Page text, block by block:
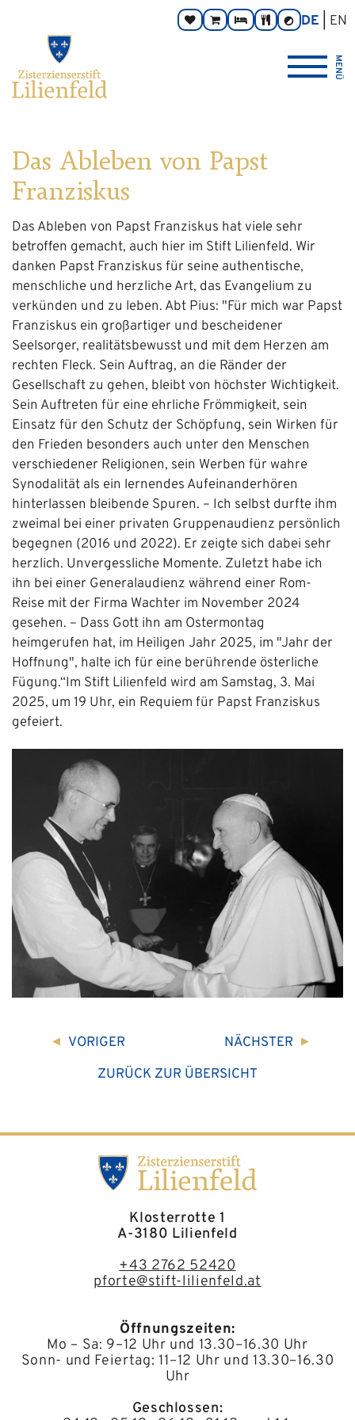
SpendenOnline-ZimmerTaverneKontrast
umschalten
DE
EN
Zisterzienserstift
Lilienfeld
verlinkt
MENÜ
Das Ableben von Papst
Franziskus
Das Ableben von Papst Franziskus hat viele sehr
betroffen gemacht, auch hier im Stift Lilienfeld. Wir
danken Papst Franziskus für seine authentische,
menschliche und herzliche Art, das Evangelium zu
verkünden und zu leben. Abt Pius: "Für mich war Papst
Franziskus ein großartiger und bescheidener
Seelsorger, realitätsbewusst und mit dem Herzen am
rechten Fleck. Sein Auftrag, an die Ränder der
Gesellschaft zu gehen, bleibt von höchster Wichtigkeit.
Sein Auftreten für eine ehrliche Frömmigkeit, sein
Einsatz für den Schutz der Schöpfung, sein Wirken für
den Frieden besonders auch unter den Menschen
verschiedener Religionen, sein Werben für wahre
Synodalität als ein lernendes Aufeinanderhören
hinterlassen bleibende Spuren. – Ich selbst durfte ihm
zweimal bei einer privaten Gruppenaudienz persönlich
begegnen (2016 und 2022). Er zeigte sich dabei sehr
herzlich. Unvergessliche Momente. Zuletzt habe ich
ihn bei einer Generalaudienz während einer Rom-
Reise mit der Firma Wachter im November 2024
gesehen. – Dass Gott ihn am Ostermontag
heimgerufen hat, im Heiligen Jahr 2025, im "Jahr der
Hoffnung", halte ich für eine berührende österliche
Fügung.“Im Stift Lilienfeld wird am Samstag, 3. Mai
2025, um 19 Uhr, ein Requiem für Papst Franziskus
gefeiert.
VORIGER
ZURÜCK ZUR ÜBERSICHT
NÄCHSTER
Klosterrotte 1
A-3180 Lilienfeld
+43 2762 52420
pforte@stift-lilienfeld.at
Öffnungszeiten:
Mo – Sa: 9–12 Uhr und 13.30–16.30 Uhr
Sonn- und Feiertag: 11–12 Uhr und 13.30–16.30
Uhr
Geschlossen: